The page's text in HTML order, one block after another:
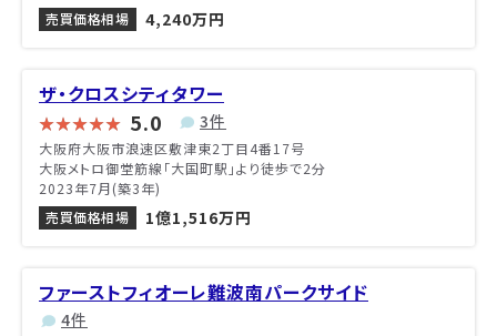
売買価格相場
4,240万円
ザ・クロスシティタワー
5.0 3件
大阪府大阪市浪速区敷津東2丁目4番17号
大阪メトロ御堂筋線「大国町駅」より徒歩で2分
2023年7月(築3年)
売買価格相場
1億1,516万円
ファーストフィオーレ難波南パークサイド
4件